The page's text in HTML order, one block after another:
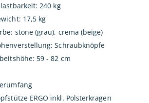
240 kg
17,5 kg
stone (grau), crema (beige)
Schraubknöpfe
59 - 82 cm
ERGO inkl. Polsterkragen